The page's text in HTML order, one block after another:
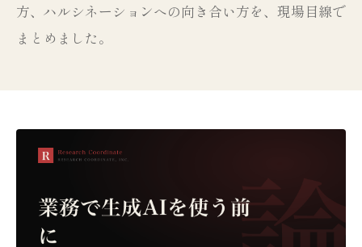
方、ハルシネーションへの向き合い方を、現場目線で
まとめました。